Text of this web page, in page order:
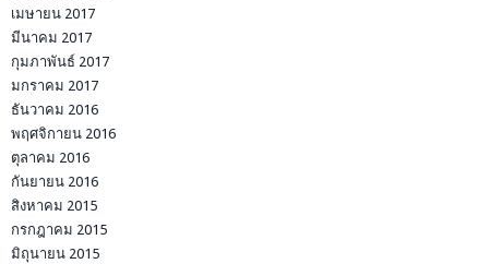
เมษายน 2017
มีนาคม 2017
กุมภาพันธ์ 2017
มกราคม 2017
ธันวาคม 2016
พฤศจิกายน 2016
ตุลาคม 2016
กันยายน 2016
สิงหาคม 2015
กรกฎาคม 2015
มิถุนายน 2015